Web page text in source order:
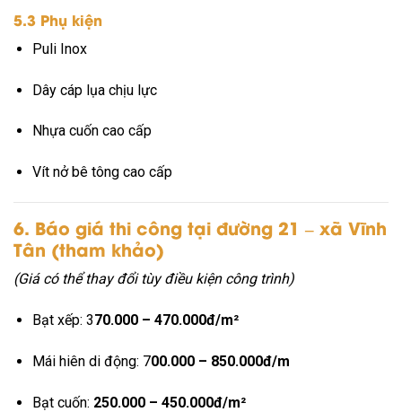
5.3 Phụ kiện
Puli Inox
Dây cáp lụa chịu lực
Nhựa cuốn cao cấp
Vít nở bê tông cao cấp
6. Báo giá thi công tại đường 21 – xã Vĩnh
Tân (tham khảo)
(Giá có thể thay đổi tùy điều kiện công trình)
Bạt xếp: 370.000 – 470.000đ/m²
Mái hiên di động: 700.000 – 850.000đ/m
Bạt cuốn: 250.000 – 450.000đ/m²